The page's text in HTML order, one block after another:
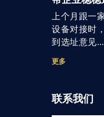
上个月跟一
设备对接时
到选址意见…
更多
联系我们